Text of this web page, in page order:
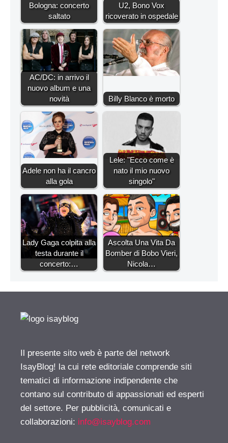
Bologna: concerto
saltato
U2, Bono Vox
ricoverato in ospedale
AC/DC: in arrivo il
nuovo album e una
novità
Billy Blanco è morto
Adele non ha il cancro
alla gola
Lele: "Ecco come è
nato il mio nuovo
singolo"
Lady Gaga colpita alla
testa durante il
concerto:…
Ascolta Una Vita Da
Bomber di Bobo Vieri,
Nicola…
Il presente sito web è parte del network
IsayBlog! la cui rete editoriale comprende siti
tematici di informazione indipendente che
contano sul contributo di appassionati ed esperti
del settore. Per pubblicità, comunicati e
collaborazioni: info@isayblog.com